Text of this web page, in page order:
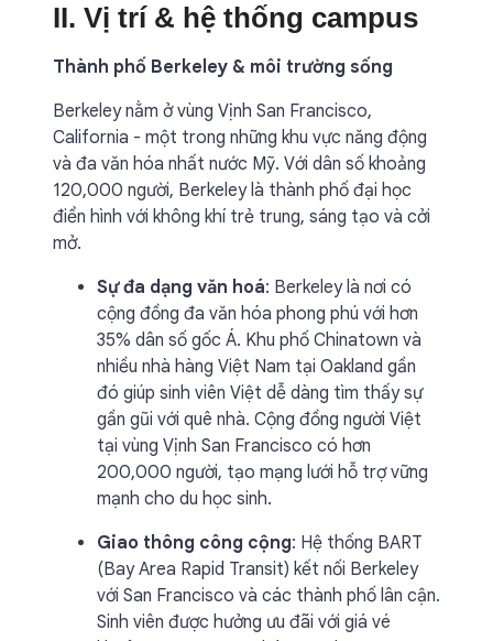
II. Vị trí & hệ thống campus
Thành phố Berkeley & môi trường sống
Berkeley nằm ở vùng Vịnh San Francisco,
California - một trong những khu vực năng động
và đa văn hóa nhất nước Mỹ. Với dân số khoảng
120,000 người, Berkeley là thành phố đại học
điển hình với không khí trẻ trung, sáng tạo và cởi
mở.
Sự đa dạng văn hoá: Berkeley là nơi có
cộng đồng đa văn hóa phong phú với hơn
35% dân số gốc Á. Khu phố Chinatown và
nhiều nhà hàng Việt Nam tại Oakland gần
đó giúp sinh viên Việt dễ dàng tìm thấy sự
gần gũi với quê nhà. Cộng đồng người Việt
tại vùng Vịnh San Francisco có hơn
200,000 người, tạo mạng lưới hỗ trợ vững
mạnh cho du học sinh.
Giao thông công cộng: Hệ thống BART
(Bay Area Rapid Transit) kết nối Berkeley
với San Francisco và các thành phố lân cận.
Sinh viên được hưởng ưu đãi với giá vé